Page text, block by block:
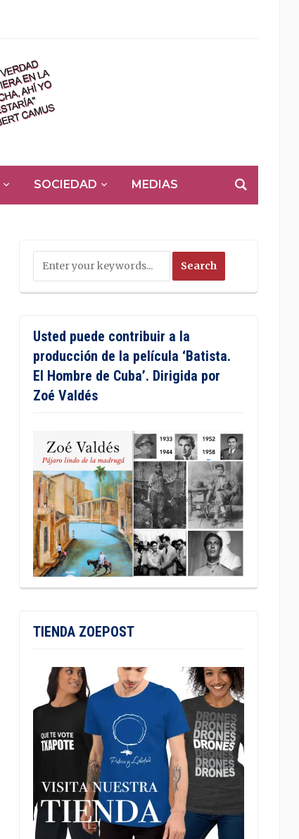
SOCIEDAD MEDIAS
Usted puede contribuir a la
producción de la película ‘Batista.
El Hombre de Cuba’. Dirigida por
Zoé Valdés
TIENDA ZOEPOST